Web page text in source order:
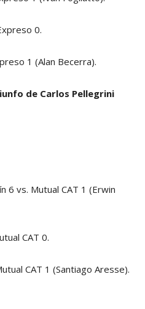
0.
1 (Alan Becerra).
de Carlos Pellegrini
6 vs. Mutual CAT 1 (Erwin
CAT 0.
CAT 1 (Santiago Aresse).